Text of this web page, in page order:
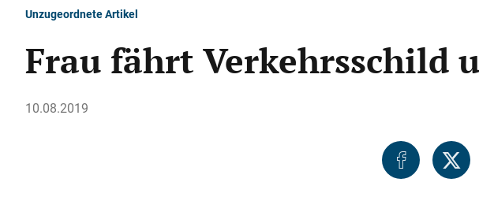
Unzugeordnete Artikel
Frau fährt Verkehrsschild
10.08.2019